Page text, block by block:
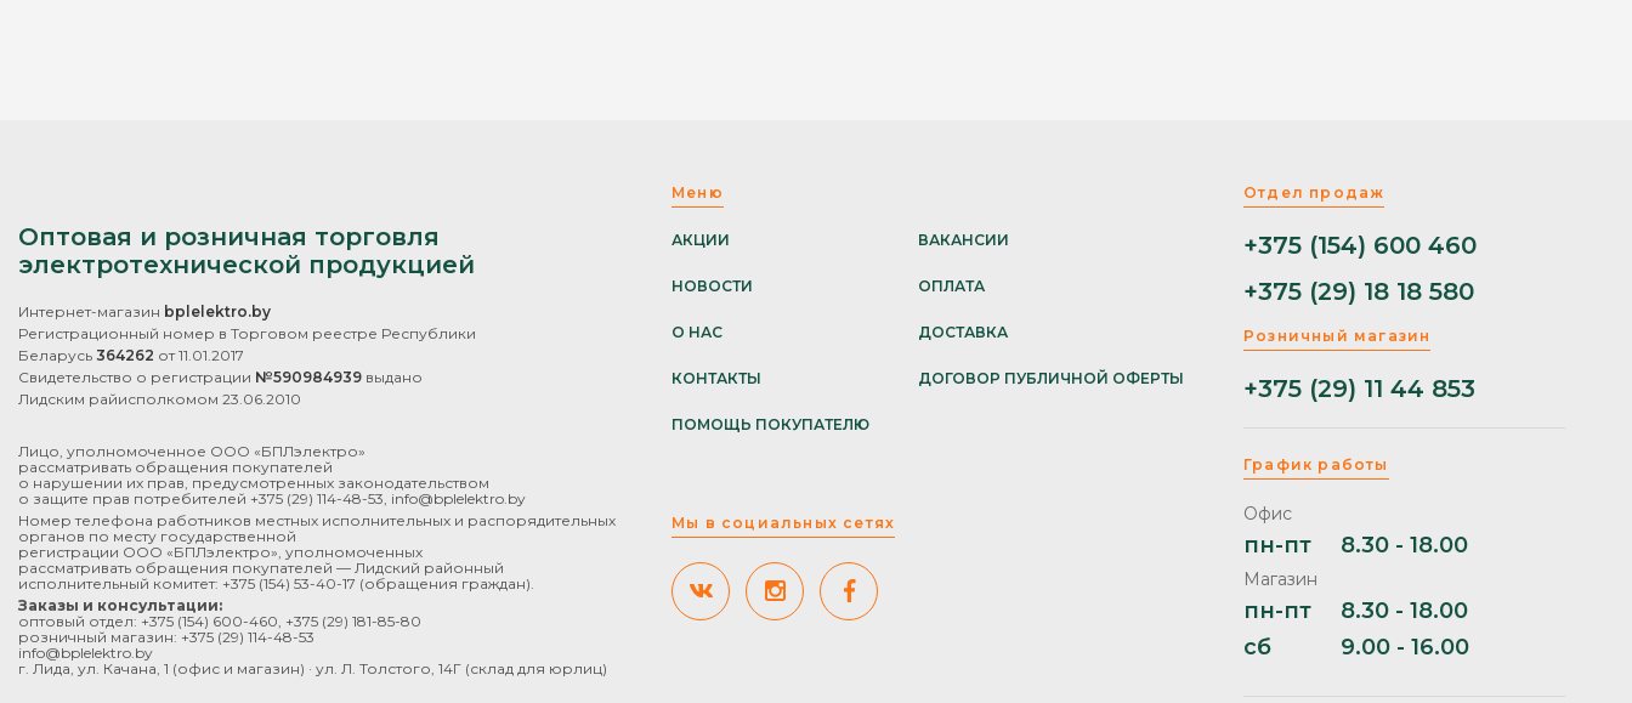
Оптовая и розничная торговля
электротехнической продукцией
Интернет-магазин bplelektro.by
Регистрационный номер в Торговом реестре Республики
Беларусь 364262 от 11.01.2017
Свидетельство о регистрации №590984939 выдано
Лидским райисполкомом 23.06.2010
Лицо, уполномоченное ООО «БПЛэлектро»
рассматривать обращения покупателей
о нарушении их прав, предусмотренных законодательством
о защите прав потребителей +375 (29) 114-48-53 info@bplelektro.by
Номер телефона работников местных исполнительных и распорядительных
органов по месту государственной
регистрации ООО «БПЛэлектро», уполномоченных
рассматривать обращения покупателей — Лидский районный
исполнительный комитет: +375 (154) 53-40-17 (обращения граждан).
Заказы и консультации:
оптовый отдел: +375 (154) 600-460 +375 (29) 181-85-80
розничный магазин: +375 (29) 114-48-53
info@bplelektro.by
г. Лида, ул. Качана, 1 (офис и магазин) · ул. Л. Толстого, 14Г (склад для юрлиц)
Меню
АКЦИИ
НОВОСТИ
О НАС
КОНТАКТЫ
ПОМОЩЬ ПОКУПАТЕЛЮ
ВАКАНСИИ
ОПЛАТА
ДОСТАВКА
ДОГОВОР ПУБЛИЧНОЙ ОФЕРТЫ
Мы в социальных сетях
Отдел продаж
+375 (154) 600 460
+375 (29) 18 18 580
Розничный магазин
+375 (29) 11 44 853
График работы
Офис
пн-пт 8.30 - 18.00
Магазин
пн-пт
8.30 - 18.00
сб
9.00 - 16.00